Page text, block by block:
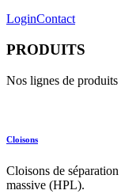
LoginContact
PRODUITS
Nos lignes de produits
Cloisons
Cloisons de
massive (HPL).